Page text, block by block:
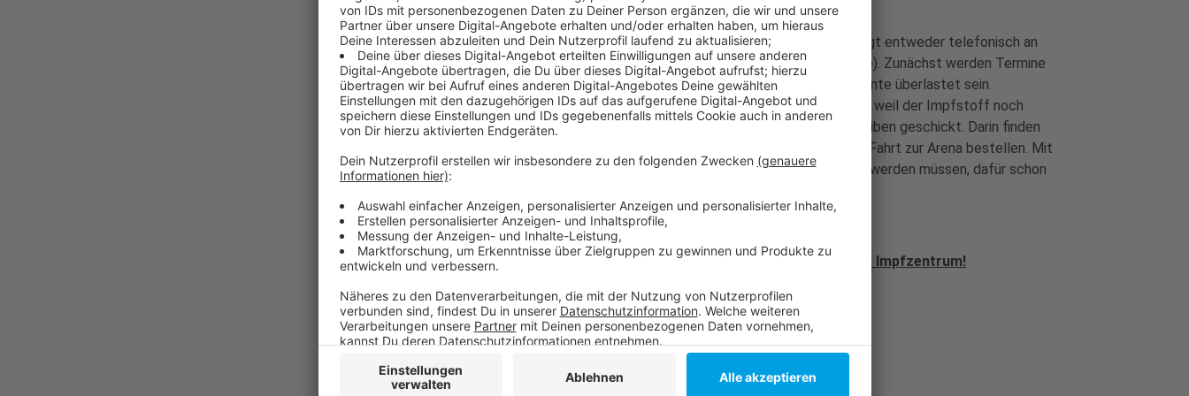
Los geht es in der Arena dann am 8. Februar. Die Anmeldung erfolgt entweder telefonisch an
einer Hotline (0800-11611701) oder online (unter www.116117.de). Zunächst werden Termine
bis Ostern vergeben. Die KV bittet um Geduld, das Callcenter könnte überlastet sein.
Außerdem werde wohl nicht jeder direkt einen Termin bekommen, weil der Impfstoff noch
knapp sei. Die Stadt hat allen betroffenen Bürgern ein Info-Schreiben geschickt. Darin finden
sich auch Formulare. Mit einem kann man Taxi-Gutscheine für die Fahrt zur Arena bestellen. Mit
dem anderen können sich Pflegebedürftige, die zuhause geimpft werden müssen, dafür schon
Weitere Infos und Links zum Thema:
Stadt Düsseldorf: Infos zum Start der Anmeldephase für das Impfzentrum!
Buchungsportal: Terminvergabe Corona-Schutzimpfung!
116117 - Infos zur Corona-Schutzimpfung!